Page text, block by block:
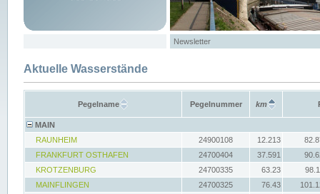
Newsletter
Aktuelle Wasserstände
Pegelname Pegelnummer km
MAIN
RAUNHEIM
24900108 12.213
FRANKFURT OSTHAFEN
24700404 37.591
KROTZENBURG
24700335 63.23
MAINFLINGEN
24700325 76.43